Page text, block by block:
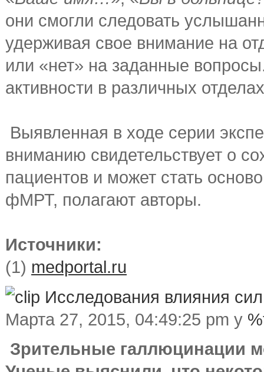
они смогли следовать
удерживая свое внимание на
или «нет» на заданные
активности в различных
Выявленная в ходе серии
вниманию свидетельствует о
пациентов и может стать
фМРТ, полагают авторы.
Источники:
(1) medportal.ru
Исследования влияния
Марта 27, 2015, 04:49:25 pm у
Зрительные галлюцинации